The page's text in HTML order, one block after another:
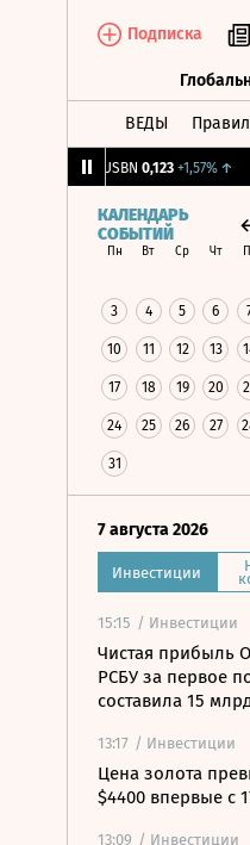
Подписка
ВЕДЫ
USBN 0,123 +1,57%↑
КАЛЕНДАРЬ
СОБЫТИЙ
Пн Вт Ср Чт
3 4 5 6
10 11 12 13
17 18 19 20
24 25 26 27
31
7 августа 2026
Инвестиции
15:15 / Инвестиции
Чистая прибыль
РСБУ за первое
составила 15
13:17 / Инвестиции
Цена золота
$4400 впервые с
13:09 / Инвестиции